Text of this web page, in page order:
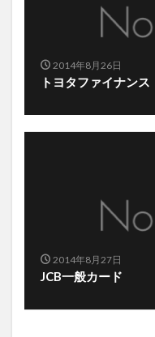
2014年8月26日
トヨタファイナンス
2014年8月27日
JCB一般カード